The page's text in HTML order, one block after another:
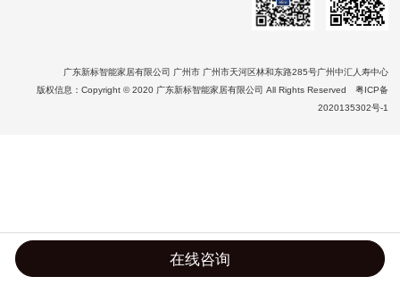
广东新标智能家居有限公司 广州市 广州市天河区林和东路285号广州中汇人寿中心
版权信息：Copyright © 2020 广东新标智能家居有限公司 All Rights Reserved 粤ICP备
2020135302号-1
在线咨询